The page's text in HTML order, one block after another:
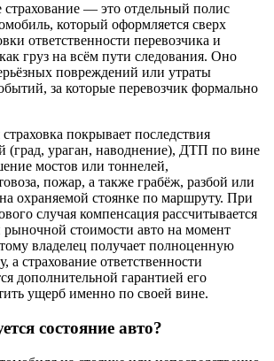
страхование — это отдельный полис
который оформляется сверх
ответственности перевозчика и
груз на всём пути следования. Оно
повреждений или утраты
за которые перевозчик формально
покрывает последствия
(град, ураган, наводнение), ДТП по вине
мостов или тоннелей,
пожар, а также грабёж, разбой или
охраняемой стоянке по маршруту. При
случая компенсация рассчитывается
рыночной стоимости авто на момент
владелец получает полноценную
а страхование ответственности
дополнительной гарантией его
ущерб именно по своей вине.
состояние авто?